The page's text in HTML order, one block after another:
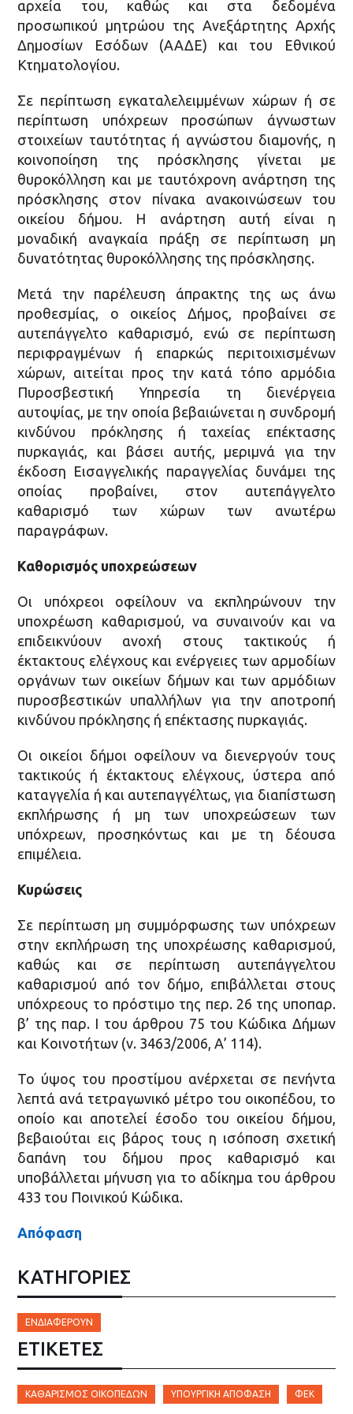
αρχεία του, καθώς και στα δεδομένα
προσωπικού μητρώου της Ανεξάρτητης Αρχής
Δημοσίων Εσόδων (ΑΑΔΕ) και του Εθνικού
Κτηματολογίου.
Σε περίπτωση εγκαταλελειμμένων χώρων ή σε
περίπτωση υπόχρεων προσώπων άγνωστων
στοιχείων ταυτότητας ή αγνώστου διαμονής, η
κοινοποίηση της πρόσκλησης γίνεται με
θυροκόλληση και με ταυτόχρονη ανάρτηση της
πρόσκλησης στον πίνακα ανακοινώσεων του
οικείου δήμου. Η ανάρτηση αυτή είναι η
μοναδική αναγκαία πράξη σε περίπτωση μη
δυνατότητας θυροκόλλησης της πρόσκλησης.
Μετά την παρέλευση άπρακτης της ως άνω
προθεσμίας, ο οικείος Δήμος, προβαίνει σε
αυτεπάγγελτο καθαρισμό, ενώ σε περίπτωση
περιφραγμένων ή επαρκώς περιτοιχισμένων
χώρων, αιτείται προς την κατά τόπο αρμόδια
Πυροσβεστική Υπηρεσία τη διενέργεια
αυτοψίας, με την οποία βεβαιώνεται η συνδρομή
κινδύνου πρόκλησης ή ταχείας επέκτασης
πυρκαγιάς, και βάσει αυτής, μεριμνά για την
έκδοση Εισαγγελικής παραγγελίας δυνάμει της
οποίας προβαίνει, στον αυτεπάγγελτο
καθαρισμό των χώρων των ανωτέρω
παραγράφων.
Καθορισμός υποχρεώσεων
Οι υπόχρεοι οφείλουν να εκπληρώνουν την
υποχρέωση καθαρισμού, να συναινούν και να
επιδεικνύουν ανοχή στους τακτικούς ή
έκτακτους ελέγχους και ενέργειες των αρμοδίων
οργάνων των οικείων δήμων και των αρμόδιων
πυροσβεστικών υπαλλήλων για την αποτροπή
κινδύνου πρόκλησης ή επέκτασης πυρκαγιάς.
Οι οικείοι δήμοι οφείλουν να διενεργούν τους
τακτικούς ή έκτακτους ελέγχους, ύστερα από
καταγγελία ή και αυτεπαγγέλτως, για διαπίστωση
εκπλήρωσης ή μη των υποχρεώσεων των
υπόχρεων, προσηκόντως και με τη δέουσα
επιμέλεια.
Κυρώσεις
Σε περίπτωση μη συμμόρφωσης των υπόχρεων
στην εκπλήρωση της υποχρέωσης καθαρισμού,
καθώς και σε περίπτωση αυτεπάγγελτου
καθαρισμού από τον δήμο, επιβάλλεται στους
υπόχρεους το πρόστιμο της περ. 26 της υποπαρ.
β’ της παρ. Ι του άρθρου 75 του Κώδικα Δήμων
και Κοινοτήτων (ν. 3463/2006, Α’ 114).
Το ύψος του προστίμου ανέρχεται σε πενήντα
λεπτά ανά τετραγωνικό μέτρο του οικοπέδου, το
οποίο και αποτελεί έσοδο του οικείου δήμου,
βεβαιούται εις βάρος τους η ισόποση σχετική
δαπάνη του δήμου προς καθαρισμό και
υποβάλλεται μήνυση για το αδίκημα του άρθρου
433 του Ποινικού Κώδικα.
Απόφαση
ΚΑΤΗΓΟΡΙΕΣ
ΕΝΔΙΑΦΈΡΟΥΝ
ΕΤΙΚΈΤΕΣ
ΚΑΘΑΡΙΣΜΌΣ ΟΙΚΟΠΈΔΩΝ ΥΠΟΥΡΓΙΚΉ ΑΠΌΦΑΣΗ ΦΕΚ